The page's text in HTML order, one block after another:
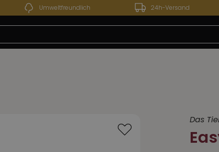
13.07.2026 bis 24.07.2026 - Unser Werksverkauf
Umweltfreundlich 24h-Versand
Das